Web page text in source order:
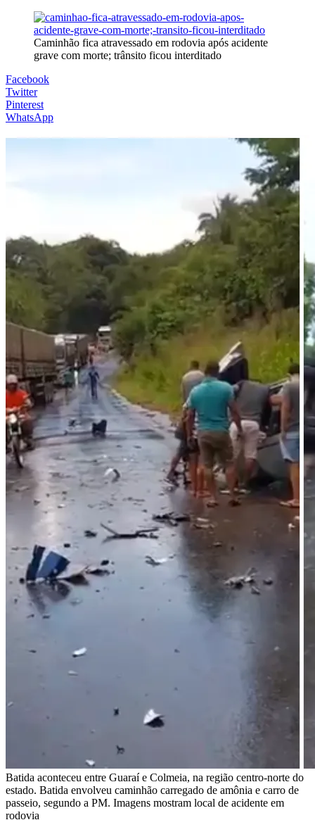
Caminhão fica atravessado em rodovia após acidente
grave com morte; trânsito ficou interditado
Facebook
Twitter
Pinterest
WhatsApp
Batida aconteceu entre Guaraí e Colmeia, na região centro-norte do
estado. Batida envolveu caminhão carregado de amônia e carro de
passeio, segundo a PM. Imagens mostram local de acidente em
rodovia